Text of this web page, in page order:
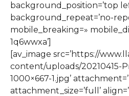
background_position=’top
background_repeat=’no-
mobile_breaking=»
1q6wwxa’]
[av_image src=’https://
content/uploads/20210415-
1000×667-1.jpg’
attachment_size=’full’